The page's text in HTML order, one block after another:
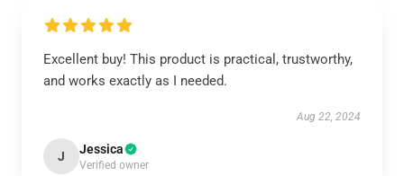
Excellent buy! This product is practical, trustworthy,
and works exactly as I needed.
Aug 22, 2024
J Jessica
Verified owner